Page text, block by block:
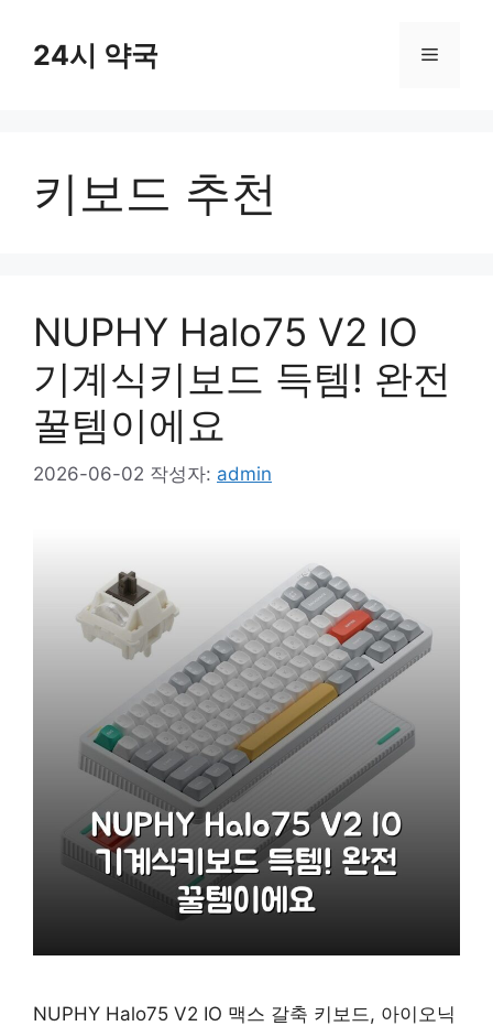
24시 약국 메
키보드 추천
NUPHY Halo75 V2 IO
기계식키보드 득템! 완전
꿀템이에요
2026-06-02 작성자: admin
NUPHY Halo75 V2 IO 맥스 갈축 키보드, 아이오닉